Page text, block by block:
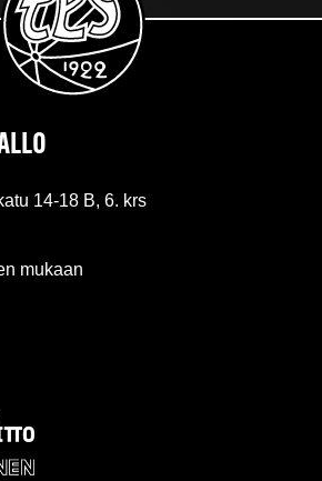
14-18 B, 6. krs
mukaan